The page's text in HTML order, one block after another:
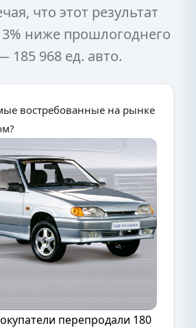
что этот результат
3% ниже прошлогоднего
185 968 ед. авто.
востребованные на рынке
перепродали 180